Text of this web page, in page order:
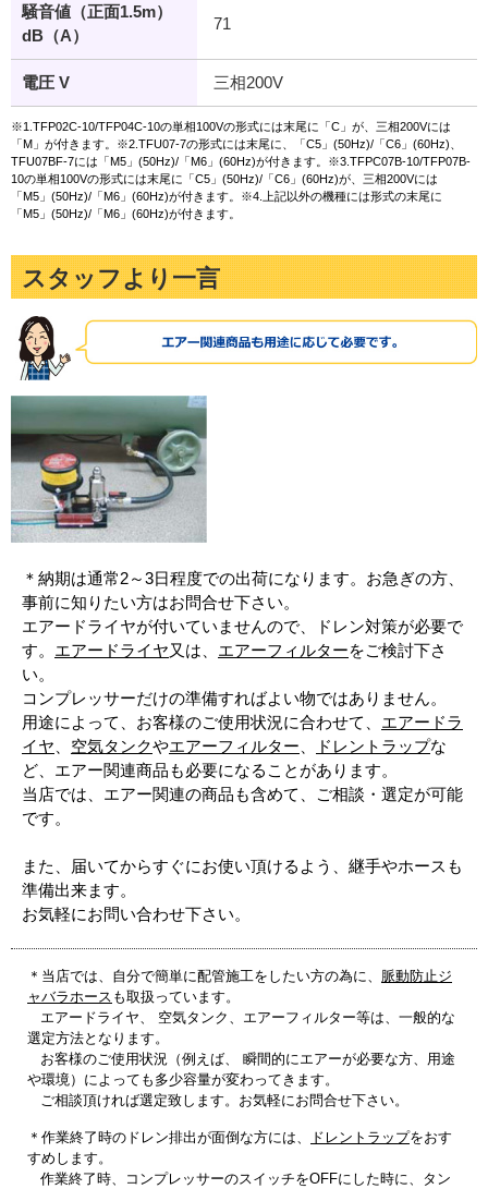
騒音値（正面1.5m）
dB（A）
71
電圧 V 三相200V
※1.TFP02C-10/TFP04C-10の単相100Vの形式には末尾に「C」が、三相200Vには
「M」が付きます。※2.TFU07-7の形式には末尾に、「C5」(50Hz)/「C6」(60Hz)、
TFU07BF-7には「M5」(50Hz)/「M6」(60Hz)が付きます。※3.TFPC07B-10/TFP07B-
10の単相100Vの形式には末尾に「C5」(50Hz)/「C6」(60Hz)が、三相200Vには
「M5」(50Hz)/「M6」(60Hz)が付きます。※4.上記以外の機種には形式の末尾に
「M5」(50Hz)/「M6」(60Hz)が付きます。
スタッフより一言
＊納期は通常2～3日程度での出荷になります。お急ぎの方、
事前に知りたい方はお問合せ下さい。
エアードライヤが付いていませんので、ドレン対策が必要で
す。 エアードライヤ又は、 エアーフィルターをご検討下さ
い。
コンプレッサーだけの準備すればよい物ではありません。
用途によって、お客様のご使用状況に合わせて、 エアードラ
イヤ
空気タンクやエアーフィルター ドレントラップな
ど、エアー関連商品も必要になることがあります。
当店では、エアー関連の商品も含めて、ご相談・選定が可能
です。
また、届いてからすぐにお使い頂けるよう、継手やホースも
準備出来ます。
お気軽にお問い合わせ下さい。
＊当店では、自分で簡単に配管施工をしたい方の為に、 脈動防止ジ
ャバラホース も取扱っています。
エアードライヤ、 空気タンク、エアーフィルター等は、一般的な
選定方法となります。
お客様のご使用状況（例えば、 瞬間的にエアーが必要な方、用途
や環境）によっても多少容量が変わってきます。
ご相談頂ければ選定致します。お気軽にお問合せ下さい。
＊作業終了時のドレン排出が面倒な方には、 ドレントラップをおす
すめします。
作業終了時、コンプレッサーのスイッチをOFFにした時に、タン